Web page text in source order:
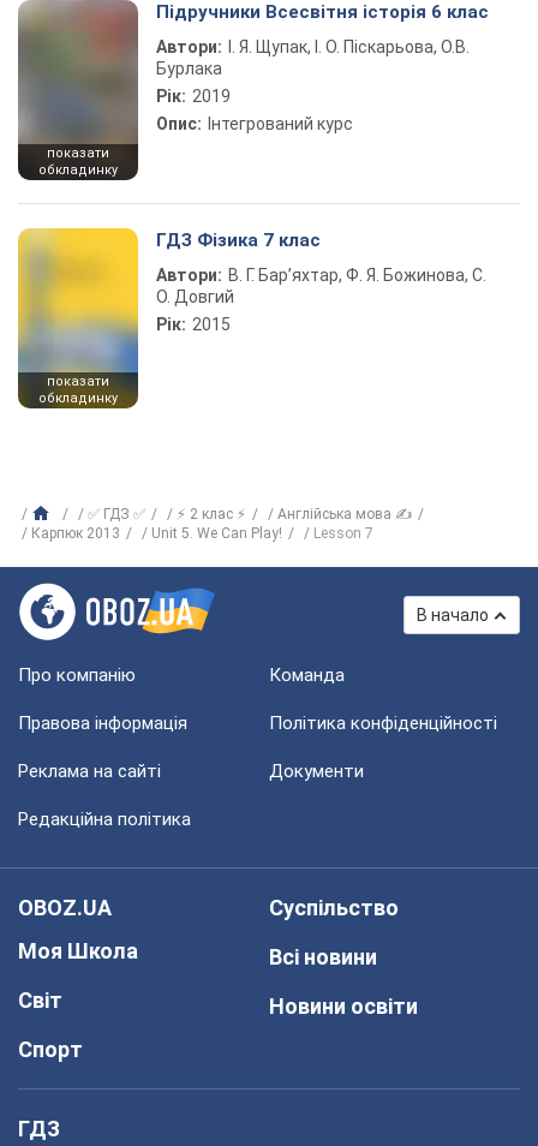
показати
обкладинку
Підручники Всесвітня історія 6 клас
Автори:
І. Я. Щупак, І. О. Піскарьова, О.В.
Бурлака
Рік: 2019
Опис: Інтегрований курс
показати
обкладинку
ГДЗ Фізика 7 клас
Автори: В. Г. Бар’яхтар, Ф. Я. Божинова, С.
О. Довгий
Рік: 2015
✅ ГДЗ ✅ ⚡ 2 клас ⚡
Англійська мова ✍
Карпюк 2013
Unit 5. We Can Play! Lesson 7
В начало
Про компанію Команда
Правова інформація Політика конфіденційності
Реклама на сайті Документи
Редакційна політика
OBOZ.UA
Моя Школа
Світ
Спорт
Суспільство
Всі новини
Новини освіти
ГДЗ